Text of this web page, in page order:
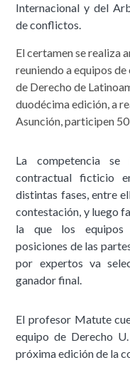
Internacional y del
de conflictos.
El certamen se realiza
reuniendo a equipos
de Derecho de
duodécima edición, a
Asunción, participen
La competencia
contractual ficticio
distintas fases, entre
contestación, y luego
la que los equipos
posiciones de las
por expertos va
ganador final.
El profesor Matute
equipo de Derecho
próxima edición de la